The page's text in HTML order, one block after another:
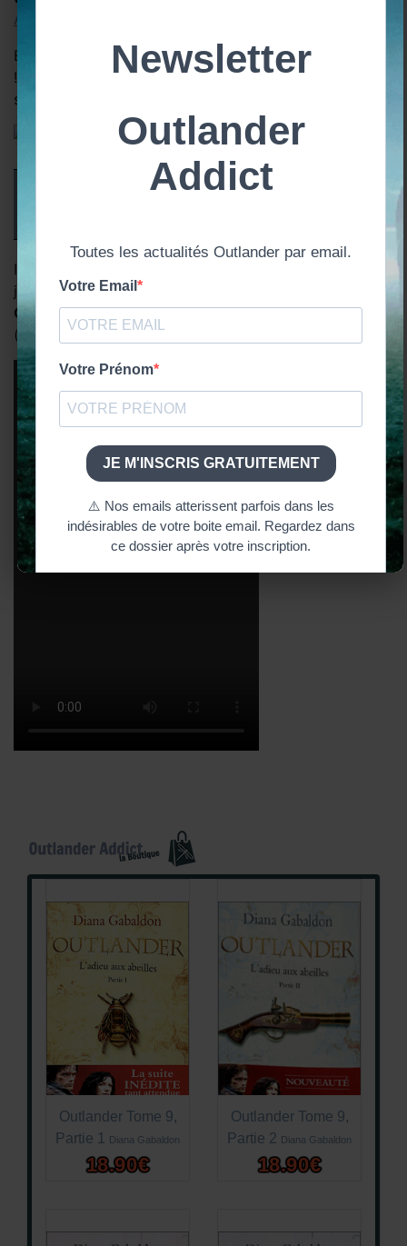
Addicts
Envie de rejoindre le forum d’échanges (en FRANÇAIS
!) dédié à Outlander, livres et série ? Rejoignez-nous
sur la belle
Aucune date officielle n’est annoncée
Il semblerait que les acteurs s’attendent à tourner
jusqu’en février-mars 2023. C’est ce que disait
Caitriona BalfeàRobert Licuriaen juin 2022
(Interview Gold Derby).
Outlander Tome 9,
Partie 1
Diana Gabaldon
18.90€
Outlander Tome 9,
Partie 2 Diana Gabaldon
18.90€